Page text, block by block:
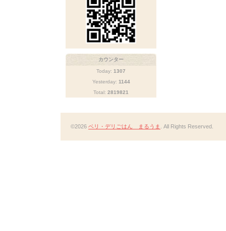
カウンター
Today: 1307
Yesterday: 1144
Total: 2819821
©2026 ベリ・デリごはん まるうま . All Rights Reserved.